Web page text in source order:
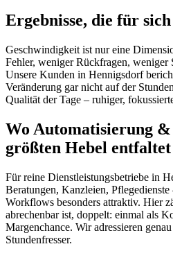
Ergebnisse, die für
Geschwindigkeit ist nur eine
Fehler, weniger Rückfragen, weniger
Unsere Kunden in Hennigsdorf
Veränderung gar nicht auf der
Qualität der Tage – ruhiger,
Wo Automatisierung
größten Hebel entfaltet
Für reine Dienstleistungsbetriebe in
Beratungen, Kanzleien,
Workflows besonders attraktiv. Hier
abrechenbar ist, doppelt: einmal als
Margenchance. Wir adressieren
Stundenfresser.